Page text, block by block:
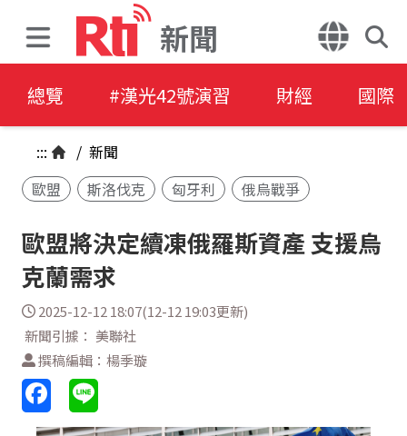
新聞
總覽 #漢光42號演習 財經 國際
::: / 新聞
歐盟
斯洛伐克 匈牙利 俄烏戰爭
歐盟將決定續凍俄羅斯資產 支援烏
克蘭需求
2025-12-12 18:07(12-12 19:03更新)
新聞引據： 美聯社
撰稿編輯：楊季璇